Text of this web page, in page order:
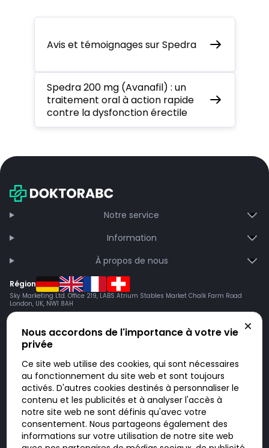
Avis et témoignages sur Spedra
Spedra 200 mg (Avanafil) : un
traitement oral à action rapide
contre la dysfonction érectile
Notre service
Information
À propos de nous
Région
Sky Marketing Ltd. Office 219, LABS Atrium Stables Market Chalk Farm Road
London, UK, NW1 8AH
Doktorabc.com est une plateforme de mise en relation et n’est pas une
pharmacie en ligne. Nous ne vendons ni ne livrons de médicaments ou
autres produits. Les informations sur les produits, médicaments et prix
n’ont pas valeur d’offre. Vous êtes responsable du respect des lois en
vigueur dans votre pays. L’utilisation du site se fait à vos risques et sous
votre responsabilité. Vous visitez et utilisez ce site de votre propre
Nous accordons de l'importance à votre vie
privée
Ce site web utilise des cookies, qui sont nécessaires
au fonctionnement du site web et sont toujours
activés. D'autres cookies destinés à personnaliser le
contenu et les publicités et à analyser l'accès à
notre site web ne sont définis qu'avec votre
consentement. Nous partageons également des
informations sur votre utilisation de notre site web